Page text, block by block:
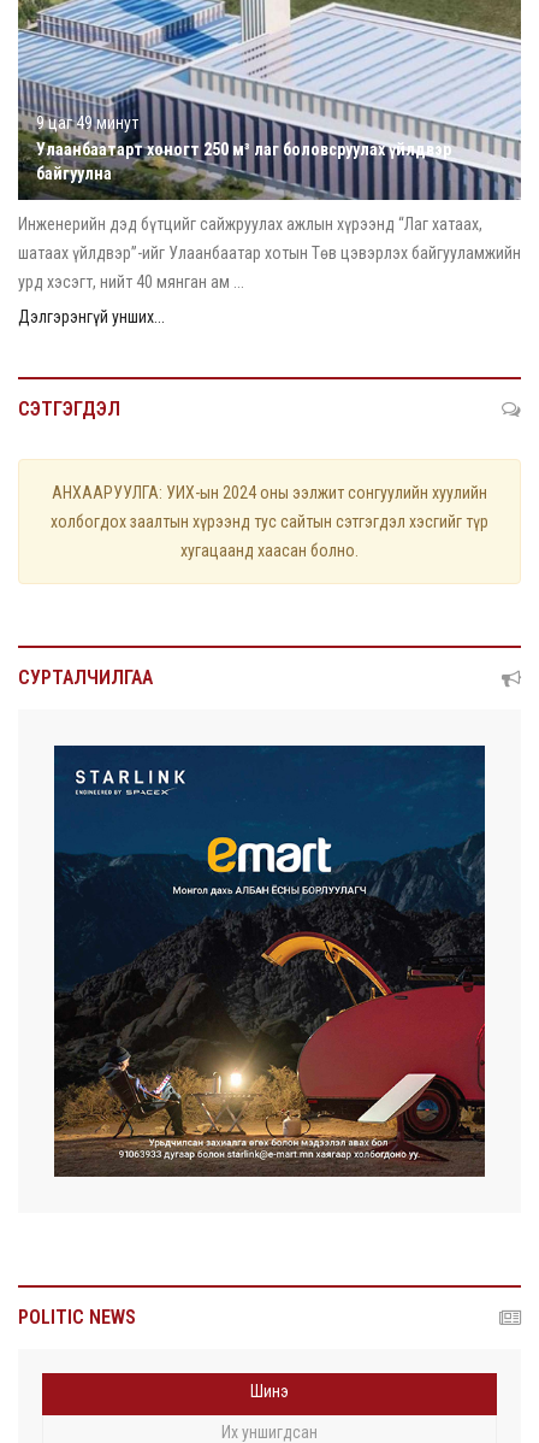
9 цаг 49 минут
Улаанбаатарт хоногт 250 м³ лаг боловсруулах үйлдвэр
байгуулна
Инженерийн дэд бүтцийг сайжруулах ажлын хүрээнд “Лаг хатаах,
шатаах үйлдвэр”-ийг Улаанбаатар хотын Төв цэвэрлэх байгууламжийн
урд хэсэгт, нийт 40 мянган ам ...
Дэлгэрэнгүй унших...
СЭТГЭГДЭЛ
АНХААРУУЛГА: УИХ-ын 2024 оны ээлжит сонгуулийн хуулийн
холбогдох заалтын хүрээнд тус сайтын сэтгэгдэл хэсгийг түр
хугацаанд хаасан болно.
СУРТАЛЧИЛГАА
POLITIC NEWS
Шинэ
Их уншигдсан